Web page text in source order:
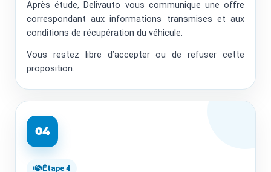
Après étude, Delivauto vous communique une offre
correspondant aux informations transmises et aux
conditions de récupération du véhicule.
Vous restez libre d’accepter ou de refuser cette
proposition.
04
Étape 4